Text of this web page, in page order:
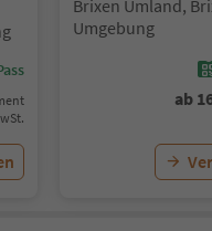
Standort:
Brixen Umland,
Umgebung
ab